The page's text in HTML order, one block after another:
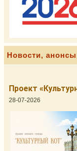
Новости,
Проект
28-07-2026